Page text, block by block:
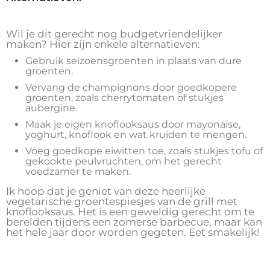
Wil je dit gerecht nog budgetvriendelijker
maken? Hier zijn enkele alternatieven:
Gebruik seizoensgroenten in plaats van dure
groenten.
Vervang de champignons door goedkopere
groenten, zoals cherrytomaten of stukjes
aubergine.
Maak je eigen knoflooksaus door mayonaise,
yoghurt, knoflook en wat kruiden te mengen.
Voeg goedkope eiwitten toe, zoals stukjes tofu of
gekookte peulvruchten, om het gerecht
voedzamer te maken.
Ik hoop dat je geniet van deze heerlijke
vegetarische groentespiesjes van de grill met
knoflooksaus. Het is een geweldig gerecht om te
bereiden tijdens een zomerse barbecue, maar kan
het hele jaar door worden gegeten. Eet smakelijk!